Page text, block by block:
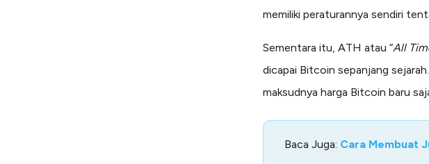
memiliki peraturannya sendiri
Sementara itu, ATH atau “All
dicapai Bitcoin sepanjang
maksudnya harga Bitcoin baru
Baca Juga: Cara Membuat